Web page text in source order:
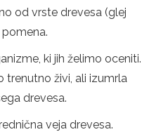
od vrste drevesa (glej
ki jih želimo oceniti.
trenutno živi, ​​ali izumrla
drevesa.
veja drevesa.